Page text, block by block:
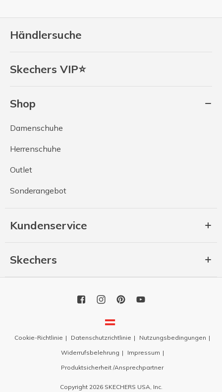
Händlersuche
Skechers VIP⭐
Shop
Damenschuhe
Herrenschuhe
Outlet
Sonderangebot
Kundenservice
Skechers
Cookie-Richtlinie Datenschutzrichtlinie
Nutzungsbedingungen
Widerrufsbelehrung
Impressum
Produktsicherheit /Ansprechpartner
Copyright 2026 SKECHERS USA, Inc.